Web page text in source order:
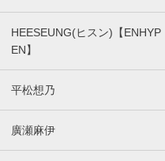
HEESEUNG(ヒスン)【ENHYP
EN】
平松想乃
廣瀬麻伊